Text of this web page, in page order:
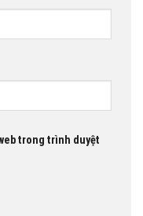
trong trình duyệt